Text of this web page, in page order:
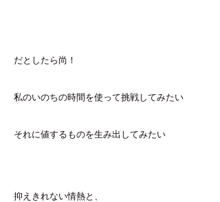
だとしたら尚！
私のいのちの時間を使って挑戦してみたい
それに値するものを生み出してみたい
抑えきれない情熱と、